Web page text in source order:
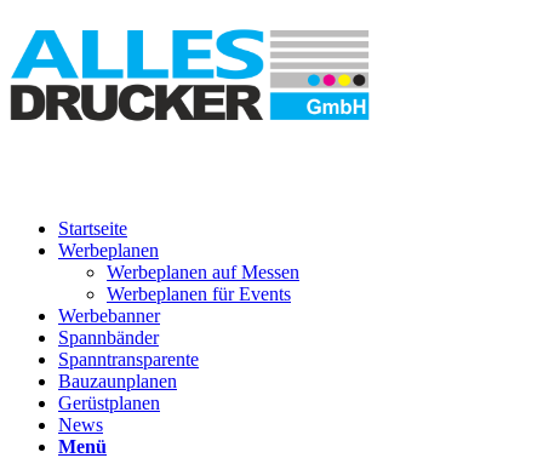
Startseite
Werbeplanen
Werbeplanen auf Messen
Werbeplanen für Events
Werbebanner
Spannbänder
Spanntransparente
Bauzaunplanen
Gerüstplanen
News
Menü